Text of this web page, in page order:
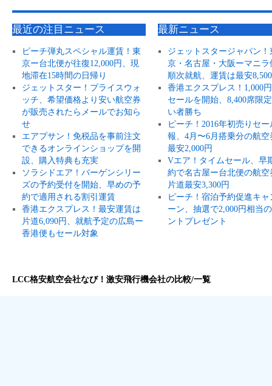
最近の注目ニュース
ピーチ弾丸スペシャル運賃！東
京ー台北便が往復12,000円、現
地滞在15時間の日帰り
ジェットスター！プライスウォ
ッチ、希望価格より安い航空券
が販売されたらメールでお知ら
せ
エアプサン！免税品を事前注文
できるオンラインショップを開
設、購入特典も充実
ソラシドエア！バーゲンシリー
ズの予約受付を開始、早めの予
約で適用される割引運賃
香港エクスプレス！最安運賃は
片道6,090円、就航予定の広島ー
香港便もセール対象
最新ニュース
ジェットスタージャパン！
京・名古屋・大阪ーマニラ
順次就航、運賃は最安
香港エクスプレス！1,000
セールを開始、8,400席限
い者勝ち
ピーチ！2016年初売りセー
報、4月〜6月搭乗分の航空
最安2,000円
Vエア！タイムセール、早
約で名古屋ー台北便の航空
片道最安3,300円
ピーチ！宿泊予約促進キャ
ーン、抽選で2,000円相当
ントプレゼント
LCC格安航空会社なび！激安飛行機会社の比較/一覧